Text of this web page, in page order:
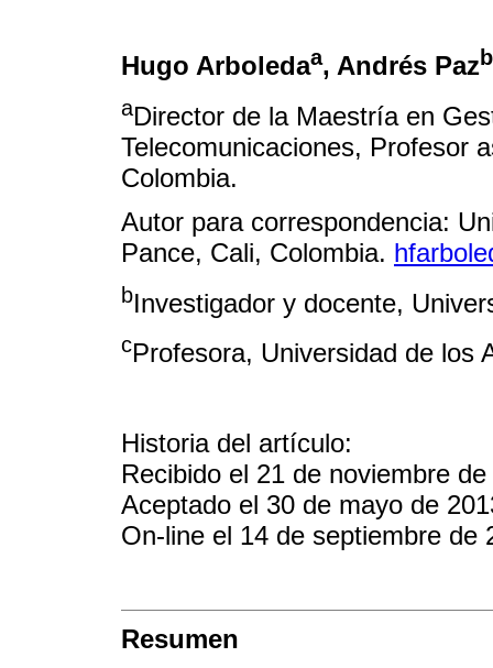
Hugo Arboledaa, Andrés Pazb
aDirector de la Maestría en
Telecomunicaciones, Profesor
Colombia.
Autor para correspondencia:
Pance, Cali, Colombia.
bInvestigador y docente,
cProfesora, Universidad de los
Historia del artículo:
Recibido el 21 de noviembre de
Aceptado el 30 de mayo de
On-line el 14 de septiembre de
Resumen